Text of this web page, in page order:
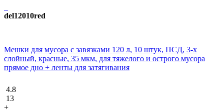
del12010red
Мешки для мусора с завязками 120 л, 10 штук, ПCД, 3-х
слойный, красные, 35 мкм, для тяжелого и острого мусора
прямое дно + ленты для затягивания
4.8
13
+